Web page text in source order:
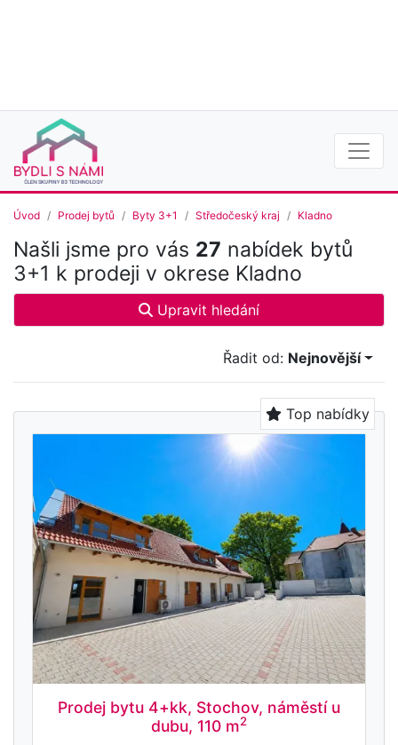
Úvod Prodej bytů Byty 3+1 Středočeský kraj Kladno
Našli jsme pro vás 27 nabídek bytů
3+1 k prodeji v okrese Kladno
Upravit hledání
Řadit od: Nejnovější
Top nabídky
Prodej bytu 4+kk, Stochov, náměstí u
dubu, 110 m2